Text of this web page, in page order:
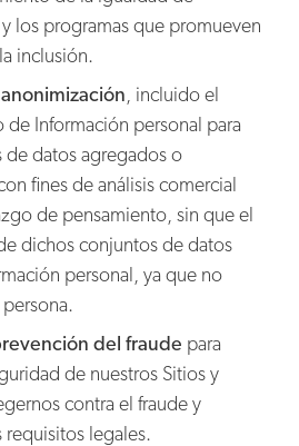
los programas que promueven
inclusión.
, incluido el
de Información personal para
de datos agregados o
fines de análisis comercial
de pensamiento, sin que el
dichos conjuntos de datos
personal, ya que no
del fraude para
de nuestros Sitios y
contra el fraude y
legales.